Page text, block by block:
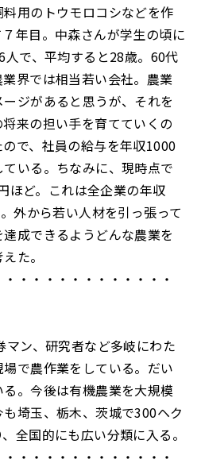
用のトウモロコシなどを作
年目。中森さんが学生の頃に
で、平均すると28歳。60代
界では相当若い会社。農業
ジがあると思うが、それを
来の担い手を育てていくの
で、社員の給与を年収1000
いる。ちなみに、現時点で
ほど。これは全企業の年収
外から若い人材を引っ張って
成できるようどんな農業を
た。
・・・・・・・・・・・・
マン、研究者など多岐にわた
で農作業をしている。だい
。今後は有機農業を大規模
埼玉、栃木、茨城で300ヘク
全国的にも広い分類に入る。
・・・・・・・・・・・・